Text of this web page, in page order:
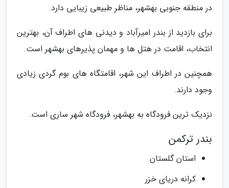
در منطقه جنوبی بهشهر، مناظر طبیعی زیبایی دارد.
برای بازدید از بندر امیرآباد و دیدنی های اطراف آن، بهترین
انتخاب، اقامت در هتل ها و مهمان پذیرهای بهشهر است.
همچنین در اطراف این شهر، اقامتگاه های بوم گردی زیادی
وجود دارند.
نزدیک ترین فرودگاه به بهشهر، فرودگاه شهر ساری است.
بندر ترکمن
استان گلستان
کرانه دریای خزر